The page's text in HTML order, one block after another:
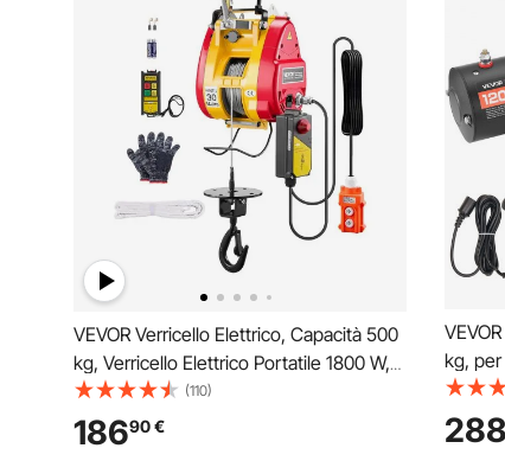
VEVOR Verricello Elettrico, Capacità 500
kg, Verricello Elettrico Portatile 1800 W,
Altezza di Sollevamento 30 m, 11 m/min
con Telecomando a Filo e Wireless, per
Garage Fabbrica Sollevamento Traino
(110)
18690€
kg, per
per il
288